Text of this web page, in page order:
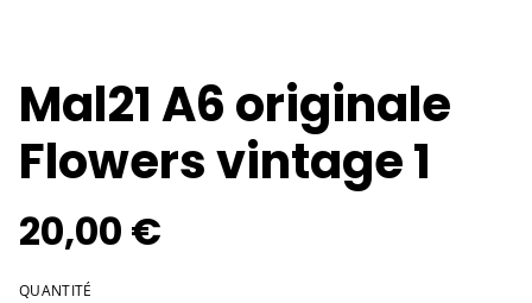
Mal21 A6 originale
Flowers vintage 1
20,00 €
QUANTITÉ